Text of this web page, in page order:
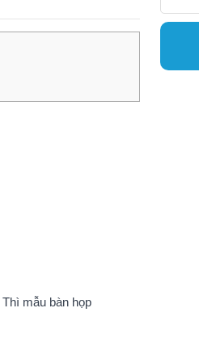
mẫu bàn họp